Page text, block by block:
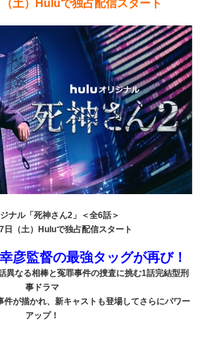
土）Huluで独占配信スタート
ナル「死神さん2」＜全6話＞
日（土）Huluで独占配信スタート
彦監督の最強タッグが再び！
異なる相棒と冤罪事件の捜査に挑む1話完結型刑
事ドラマ
件が描かれ、新キャストも登場してさらにパワー
アップ！